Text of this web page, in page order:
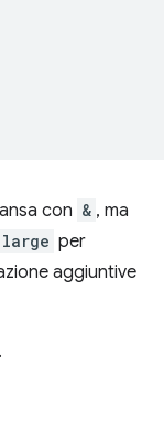
con & , ma
per
aggiuntive
.